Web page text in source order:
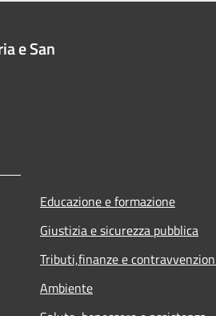
e San
Educazione e formazione
Giustizia e sicurezza pubblica
Tributi,finanze e
Ambiente